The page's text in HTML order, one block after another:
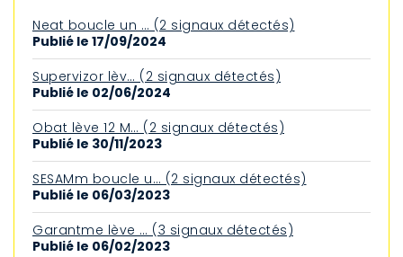
Neat boucle un … (2 signaux détectés)
Publié le 17/09/2024
Supervizor lèv… (2 signaux détectés)
Publié le 02/06/2024
Obat lève 12 M… (2 signaux détectés)
Publié le 30/11/2023
SESAMm boucle u… (2 signaux détectés)
Publié le 06/03/2023
Garantme lève … (3 signaux détectés)
Publié le 06/02/2023